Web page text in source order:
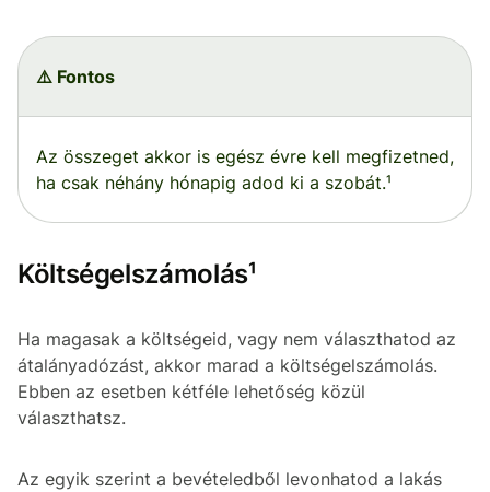
⚠️ Fontos
Az összeget akkor is egész évre kell megfizetned,
ha csak néhány hónapig adod ki a szobát.¹
Költségelszámolás¹
Ha magasak a költségeid, vagy nem választhatod az
átalányadózást, akkor marad a költségelszámolás.
Ebben az esetben kétféle lehetőség közül
választhatsz.
Az egyik szerint a bevételedből levonhatod a lakás